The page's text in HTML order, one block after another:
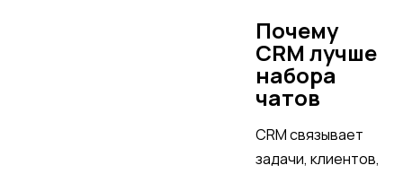
Почему
CRM лучше
набора
чатов
CRM связывает
задачи, клиентов,